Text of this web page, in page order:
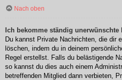
Nach oben
Ich bekomme ständig unerwünschte
Du kannst Private Nachrichten, die dir
löschen, indem du in deinem
Regel erstellst. Falls du belästigende
so kannst du dies auch einem
betreffenden Mitglied dann verbieten,